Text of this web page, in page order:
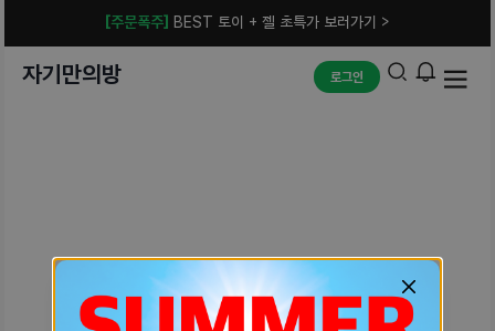
[주문폭주] BEST 토이 + 젤 초특가 보러가기 >
자기만의방 로그인